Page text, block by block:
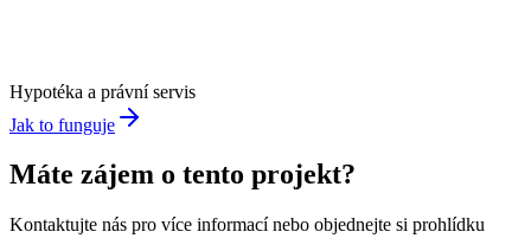
Hypotéka a právní servis
Jak to funguje
Máte zájem o tento projekt?
Kontaktujte nás pro více informací nebo objednejte si prohlídku